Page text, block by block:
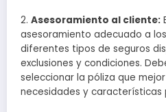
2. Asesoramiento al cliente:
asesoramiento adecuado a
diferentes tipos de seguros
exclusiones y condiciones.
seleccionar la póliza que
necesidades y características